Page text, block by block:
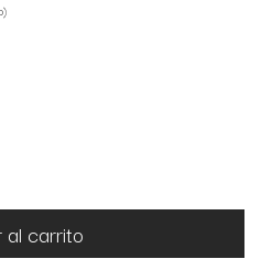
al carrito